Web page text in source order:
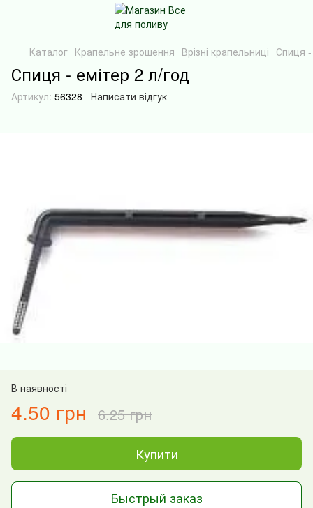
Каталог Крапельне зрошення Врізні крапельниці Спиця -
Спиця - емітер 2 л/год
Артикул: 56328 Написати відгук
В наявності
4.50 грн 6.25 грн
Купити
Быстрый заказ